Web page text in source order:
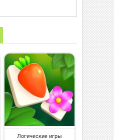
Логические игры